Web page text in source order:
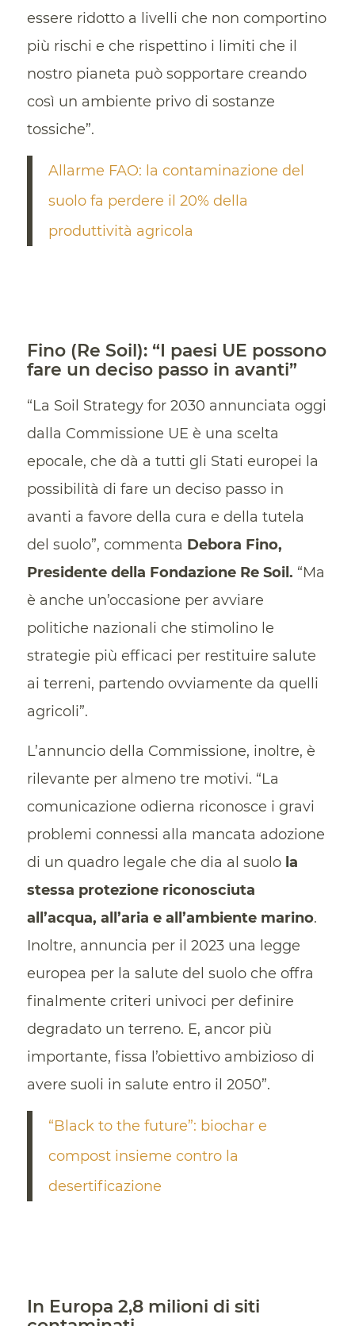
essere ridotto a livelli che non comportino
più rischi e che rispettino i limiti che il
nostro pianeta può sopportare creando
così un ambiente privo di sostanze
tossiche”.
Allarme FAO: la contaminazione del
suolo fa perdere il 20% della
produttività agricola
Fino (Re Soil): “I paesi UE possono
fare un deciso passo in avanti”
“La Soil Strategy for 2030 annunciata oggi
dalla Commissione UE è una scelta
epocale, che dà a tutti gli Stati europei la
possibilità di fare un deciso passo in
avanti a favore della cura e della tutela
del suolo”, commenta Debora Fino,
Presidente della Fondazione Re Soil. “Ma
è anche un’occasione per avviare
politiche nazionali che stimolino le
strategie più efficaci per restituire salute
ai terreni, partendo ovviamente da quelli
agricoli”.
L’annuncio della Commissione, inoltre, è
rilevante per almeno tre motivi. “La
comunicazione odierna riconosce i gravi
problemi connessi alla mancata adozione
di un quadro legale che dia al suolo la
stessa protezione riconosciuta
all’acqua, all’aria e all’ambiente marino.
Inoltre, annuncia per il 2023 una legge
europea per la salute del suolo che offra
finalmente criteri univoci per definire
degradato un terreno. E, ancor più
importante, fissa l’obiettivo ambizioso di
avere suoli in salute entro il 2050”.
“Black to the future”: biochar e
compost insieme contro la
desertificazione
In Europa 2,8 milioni di siti